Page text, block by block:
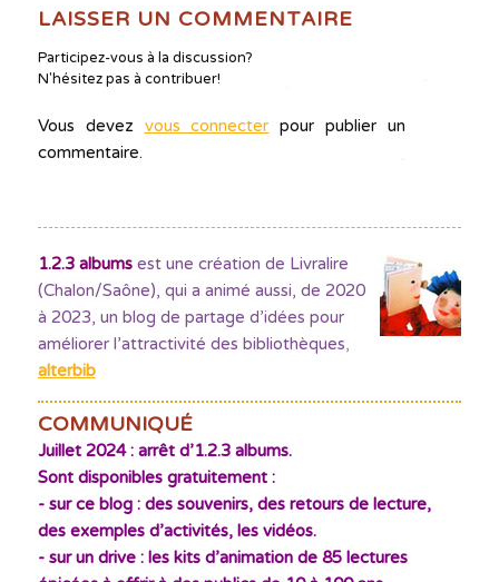
LAISSER UN COMMENTAIRE
Participez-vous à la discussion?
N'hésitez pas à contribuer!
Vous devez vous connecter pour publier un
commentaire.
1.2.3 albumsest une création de Livralire
(Chalon/Saône), qui a animé aussi, de 2020
à 2023, un blog de partage d’idées pour
améliorer l’attractivité des bibliothèques,
alterbib
COMMUNIQUÉ
Juillet 2024 : arrêt d’1.2.3 albums.
Sont disponibles gratuitement :
- sur ce blog : des souvenirs, des retours de lecture,
des exemples d’activités, les vidéos.
- sur un drive : les kits d’animation de 85 lectures